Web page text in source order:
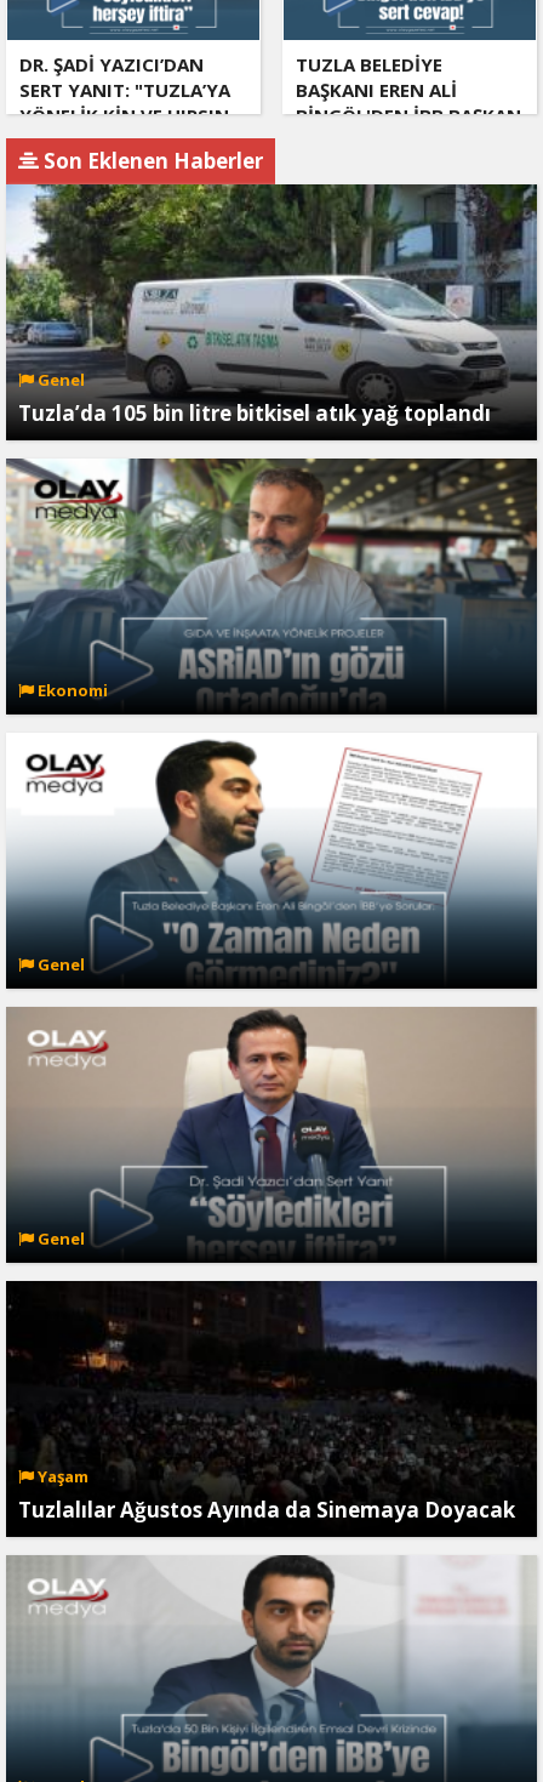
DR. ŞADİ YAZICI’DAN
SERT YANIT: "TUZLA’YA
YÖNELİK KİN VE HIRSIN
TUTARSIZLIKLAR
MANZUMESİ"
TUZLA BELEDİYE
BAŞKANI EREN ALİ
BİNGÖL'DEN İBB BAŞKAN
Son Eklenen Haberler
Genel
Tuzla’da 105 bin litre bitkisel atık yağ toplandı
Ekonomi
Genel
Genel
Yaşam
Tuzlalılar Ağustos Ayında da Sinemaya Doyacak